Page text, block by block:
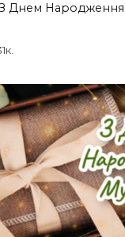
Днем Народження